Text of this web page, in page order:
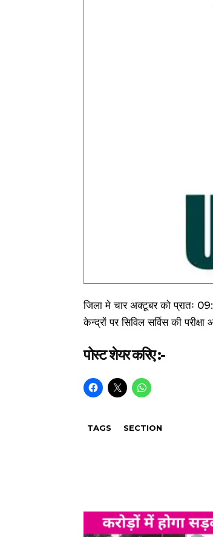
जिला मे चार अक्टूबर को प्रातः
केन्द्रों पर सिविल सर्विस की
पोस्ट शेयर करिए :-
TAGS SECTION